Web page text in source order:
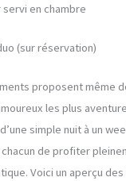
en chambre
(sur réservation)
proposent même
les plus
simple nuit à un
de profiter
Voici un aperçu